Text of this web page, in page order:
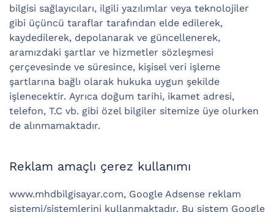
bilgisi sağlayıcıları, ilgili yazılımlar veya teknolojiler
gibi üçüncü taraflar tarafından elde edilerek,
kaydedilerek, depolanarak ve güncellenerek,
aramızdaki şartlar ve hizmetler sözleşmesi
çerçevesinde ve süresince, kişisel veri işleme
şartlarına bağlı olarak hukuka uygun şekilde
işlenecektir. Ayrıca doğum tarihi, ikamet adresi,
telefon, T.C vb. gibi özel bilgiler sitemize üye olurken
de alınmamaktadır.
Reklam amaçlı çerez kullanımı
www.mhdbilgisayar.com, Google Adsense reklam
sistemi/sistemlerini kullanmaktadır. Bu sistem Google